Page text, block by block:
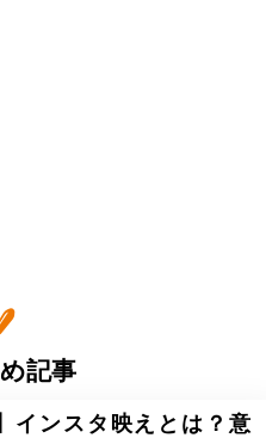
記事
インスタ映えとは？意